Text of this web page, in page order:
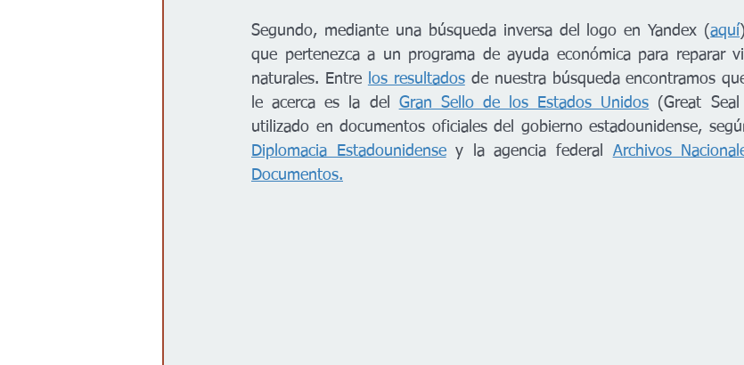
Segundo, mediante una búsqueda inversa del logo en Yandex (aquí
que pertenezca a un programa de ayuda económica para reparar
naturales. Entre
los resultados de nuestra búsqueda encontramos
le acerca es la del Gran Sello de los Estados Unidos (Great
utilizado en documentos oficiales del gobierno estadounidense,
Diplomacia Estadounidense y la agencia federal Archivos
Documentos.